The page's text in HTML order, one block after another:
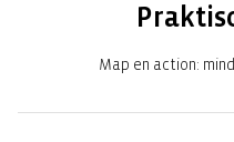
Map en action: